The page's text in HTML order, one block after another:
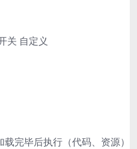
关 自定义
完毕后执行（代码、资源）